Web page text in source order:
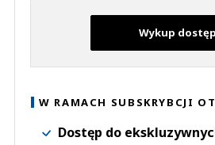
Wykup dostęp
W RAMACH SUBSKRYBCJI
Dostęp do